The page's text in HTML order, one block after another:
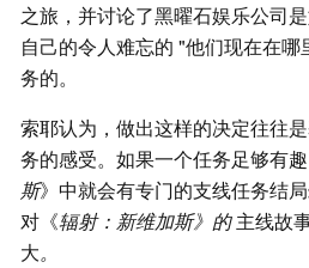
之旅，并讨论了黑曜石娱乐公司
自己的令人难忘的 "他们现在在
务的。
索耶认为，做出这样的决定往往
务的感受。如果一个任务足够有
斯》中就会有专门的支线任务结
对《辐射：新维加斯》的主线故
大。